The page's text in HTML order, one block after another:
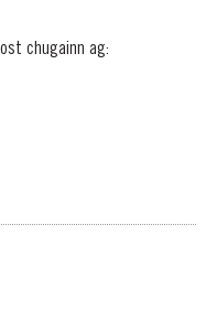
chugainn ag: